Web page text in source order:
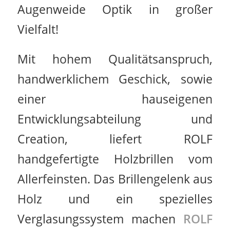
Augenweide Optik in großer
Vielfalt!
Mit hohem Qualitätsanspruch,
handwerklichem Geschick, sowie
einer hauseigenen
Entwicklungsabteilung und
Creation, liefert ROLF
handgefertigte Holzbrillen vom
Allerfeinsten. Das Brillengelenk aus
Holz und ein spezielles
Verglasungssystem machen ROLF